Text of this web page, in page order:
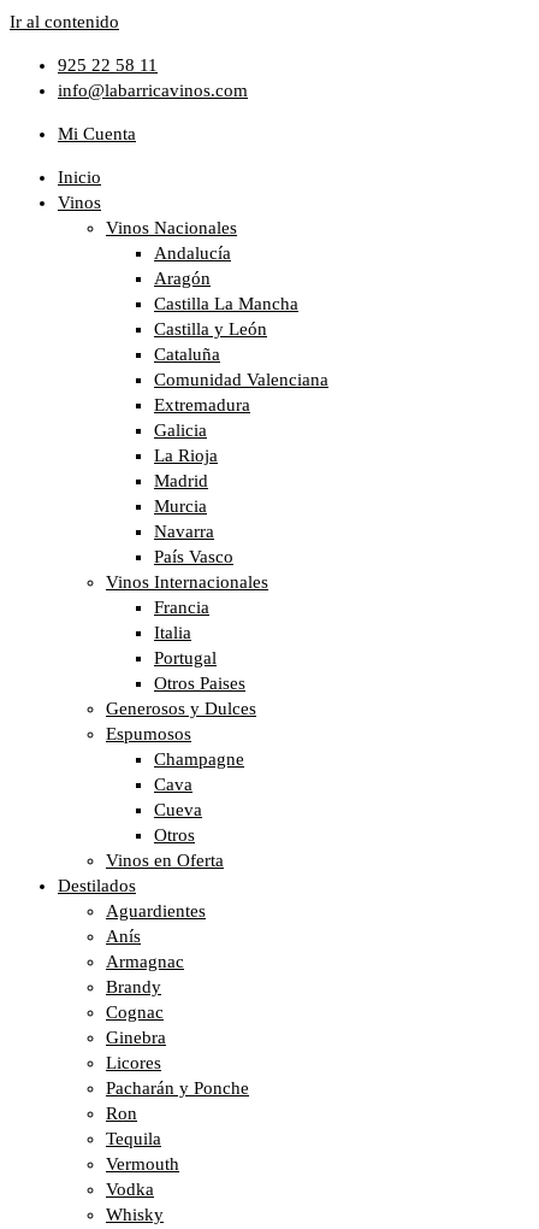
Ir al contenido
925 22 58 11
info@labarricavinos.com
Mi Cuenta
Inicio
Vinos
Vinos Nacionales
Andalucía
Aragón
Castilla La Mancha
Castilla y León
Cataluña
Comunidad Valenciana
Extremadura
Galicia
La Rioja
Madrid
Murcia
Navarra
País Vasco
Vinos Internacionales
Francia
Italia
Portugal
Otros Paises
Generosos y Dulces
Espumosos
Champagne
Cava
Cueva
Otros
Vinos en Oferta
Destilados
Aguardientes
Anís
Armagnac
Brandy
Cognac
Ginebra
Licores
Pacharán y Ponche
Ron
Tequila
Vermouth
Vodka
Whisky